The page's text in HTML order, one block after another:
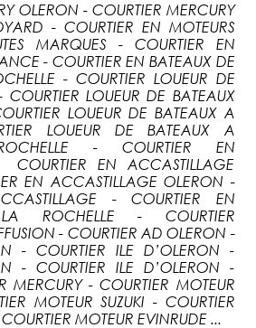
OLERON - COURTIER MERCURY
- COURTIER EN MOTEURS
MARQUES - COURTIER EN
- COURTIER EN BATEAUX DE
- COURTIER LOUEUR DE
LOUEUR DE BATEAUX
LOUEUR DE BATEAUX A
LOUEUR DE BATEAUX A
- COURTIER EN
EN ACCASTILLAGE
EN ACCASTILLAGE OLERON -
- COURTIER EN
LA ROCHELLE - COURTIER
- COURTIER AD OLERON -
- COURTIER ILE D’OLERON -
- COURTIER ILE D’OLERON -
MERCURY - COURTIER MOTEUR
MOTEUR SUZUKI - COURTIER
MOTEUR EVINRUDE ...